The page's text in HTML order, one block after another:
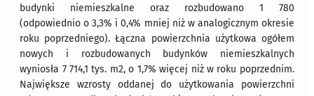
budynki niemieszkalne oraz rozbudowano 1 780
(odpowiednio o 3,3% i 0,4% mniej niż w analogicznym okresie
roku poprzedniego). Łączna powierzchnia użytkowa ogółem
nowych i rozbudowanych budynków niemieszkalnych
wyniosła 7 714,1 tys. m2, o 1,7% więcej niż w roku poprzednim.
Największe wzrosty oddanej do użytkowania powierzchni